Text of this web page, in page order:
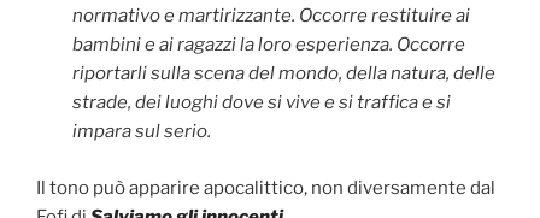
normativo e martirizzante. Occorre restituire ai
bambini e ai ragazzi la loro esperienza. Occorre
riportarli sulla scena del mondo, della natura, delle
strade, dei luoghi dove si vive e si traffica e si
impara sul serio.
Il tono può apparire apocalittico, non diversamente dal